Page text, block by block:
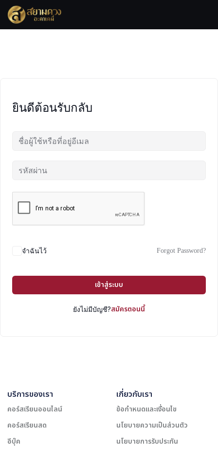
Skip
content
ยินดีต้อนรับกลับ
จำฉันไว้ Forgot Password?
เข้าสู่ระบบ
ยังไม่มีบัญชี?สมัครตอนนี้
บริการของเรา
คอร์สเรียนออนไลน์
คอร์สเรียนสด
อีบุ๊ค
เกี่ยวกับเรา
ข้อกำหนดและเงื่อนไข
นโยบายความเป็นส่วนตัว
นโยบายการรับประกัน